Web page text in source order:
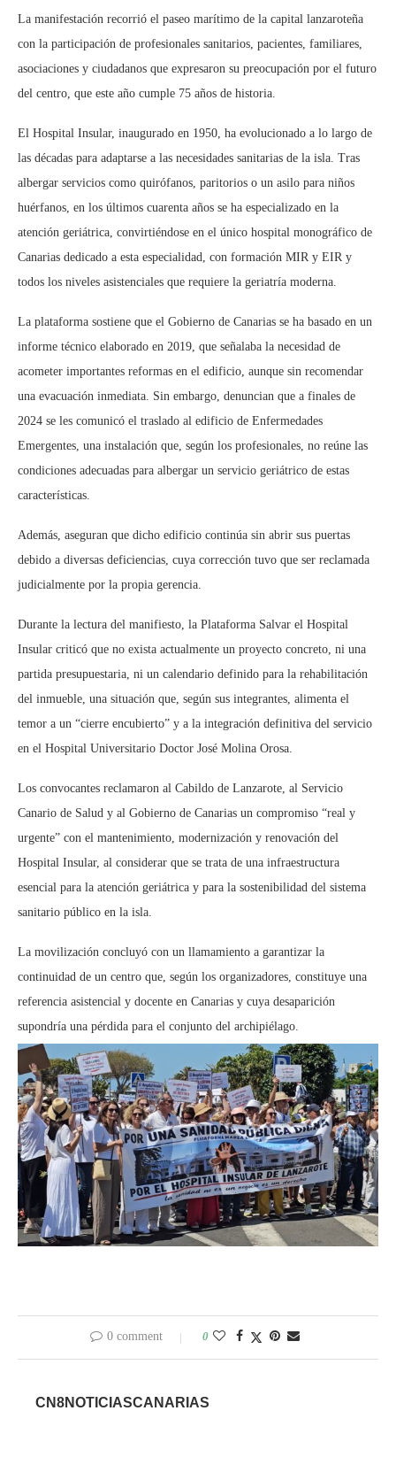
La manifestación recorrió el paseo marítimo de la capital lanzaroteña
con la participación de profesionales sanitarios, pacientes, familiares,
asociaciones y ciudadanos que expresaron su preocupación por el futuro
del centro, que este año cumple 75 años de historia.
El Hospital Insular, inaugurado en 1950, ha evolucionado a lo largo de
las décadas para adaptarse a las necesidades sanitarias de la isla. Tras
albergar servicios como quirófanos, paritorios o un asilo para niños
huérfanos, en los últimos cuarenta años se ha especializado en la
atención geriátrica, convirtiéndose en el único hospital monográfico de
Canarias dedicado a esta especialidad, con formación MIR y EIR y
todos los niveles asistenciales que requiere la geriatría moderna.
La plataforma sostiene que el Gobierno de Canarias se ha basado en un
informe técnico elaborado en 2019, que señalaba la necesidad de
acometer importantes reformas en el edificio, aunque sin recomendar
una evacuación inmediata. Sin embargo, denuncian que a finales de
2024 se les comunicó el traslado al edificio de Enfermedades
Emergentes, una instalación que, según los profesionales, no reúne las
condiciones adecuadas para albergar un servicio geriátrico de estas
características.
Además, aseguran que dicho edificio continúa sin abrir sus puertas
debido a diversas deficiencias, cuya corrección tuvo que ser reclamada
judicialmente por la propia gerencia.
Durante la lectura del manifiesto, la Plataforma Salvar el Hospital
Insular criticó que no exista actualmente un proyecto concreto, ni una
partida presupuestaria, ni un calendario definido para la rehabilitación
del inmueble, una situación que, según sus integrantes, alimenta el
temor a un “cierre encubierto” y a la integración definitiva del servicio
en el Hospital Universitario Doctor José Molina Orosa.
Los convocantes reclamaron al Cabildo de Lanzarote, al Servicio
Canario de Salud y al Gobierno de Canarias un compromiso “real y
urgente” con el mantenimiento, modernización y renovación del
Hospital Insular, al considerar que se trata de una infraestructura
esencial para la atención geriátrica y para la sostenibilidad del sistema
sanitario público en la isla.
La movilización concluyó con un llamamiento a garantizar la
continuidad de un centro que, según los organizadores, constituye una
referencia asistencial y docente en Canarias y cuya desaparición
supondría una pérdida para el conjunto del archipiélago.
0 comment 0
CN8NOTICIASCANARIAS